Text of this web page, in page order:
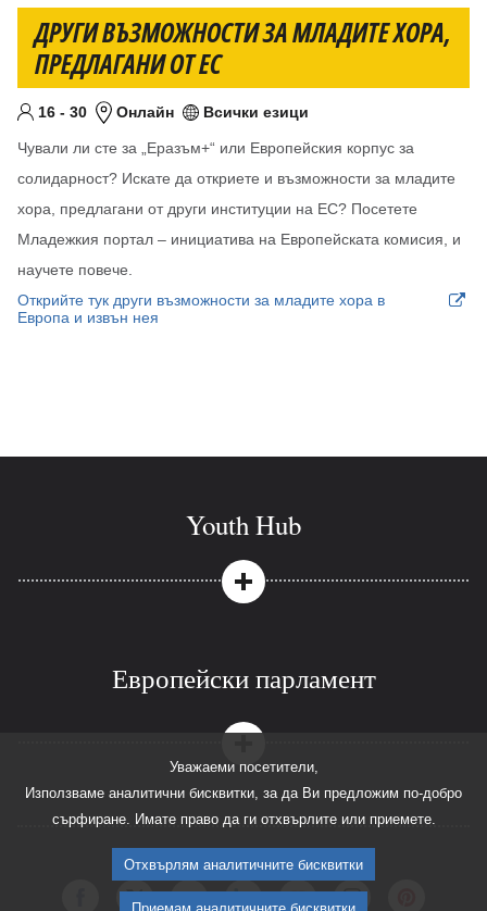
Уважаеми посетители,
Използваме аналитични бисквитки, за да Ви предложим по-добро
сърфиране. Имате право да ги отхвърлите или приемете.
Отхвърлям аналитичните бисквитки
ДРУГИ ВЪЗМОЖНОСТИ ЗА МЛАДИТЕ ХОРА,
ПРЕДЛАГАНИ ОТ ЕС
Целева възраст
От
16 - До
30години
Местоположение
Онлайн Език/езици
Всички езици
Чували ли сте за „Еразъм+“ или Европейския корпус за
солидарност? Искате да откриете и възможности за младите
хора, предлагани от други институции на ЕС? Посетете
Младежкия портал – инициатива на Европейската комисия, и
научете повече.
Открийте тук други възможности за младите хора в
Европа и извън нея
Youth Hub
Европейски парламент